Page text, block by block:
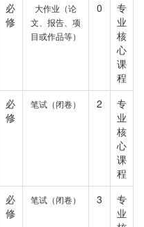
必
修
大作业（论
文、报告、项
目或作品等）
0
专
业
核
心
课
程
必
修
笔试（闭卷） 2
专
业
核
心
课
程
必
修
笔试（闭卷） 3
专
业